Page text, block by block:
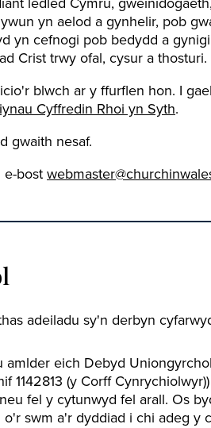
yn aelod a gynhelir, pob
yn cefnogi pob bedydd a
Crist trwy ofal, cysur a thosturi.
blwch ar y ffurflen hon. I
Cyffredin Rhoi yn Syth.
gwaith nesaf.
bost
adeiladu sy'n derbyn
eich Debyd
1142813 (y Corff
fel y cytunwyd fel arall. Os
swm a'r dyddiad i chi adeg y